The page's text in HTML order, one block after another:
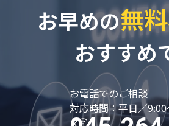
お早めの無
おすすめ
お電話でのご相談
対応時間：平日／